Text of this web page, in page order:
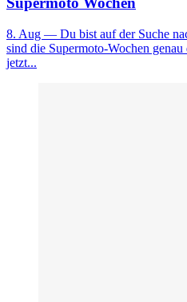
8. Aug — Du bist auf der Suche
sind die Supermoto-Wochen
jetzt...